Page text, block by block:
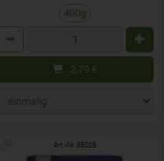
400g
2,79 €
Art.-Nr. 38028